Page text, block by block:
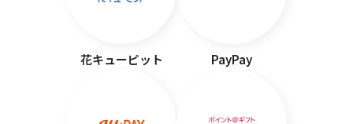
花キューピット PayPay